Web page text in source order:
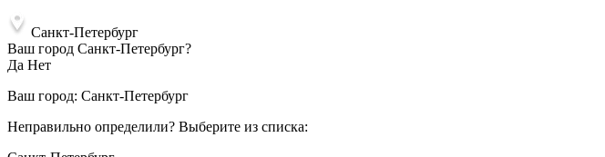
Санкт-Петербург
Ваш город Санкт-Петербург?
Да Нет
Ваш город: Санкт-Петербург
Неправильно определили? Выберите из списка: